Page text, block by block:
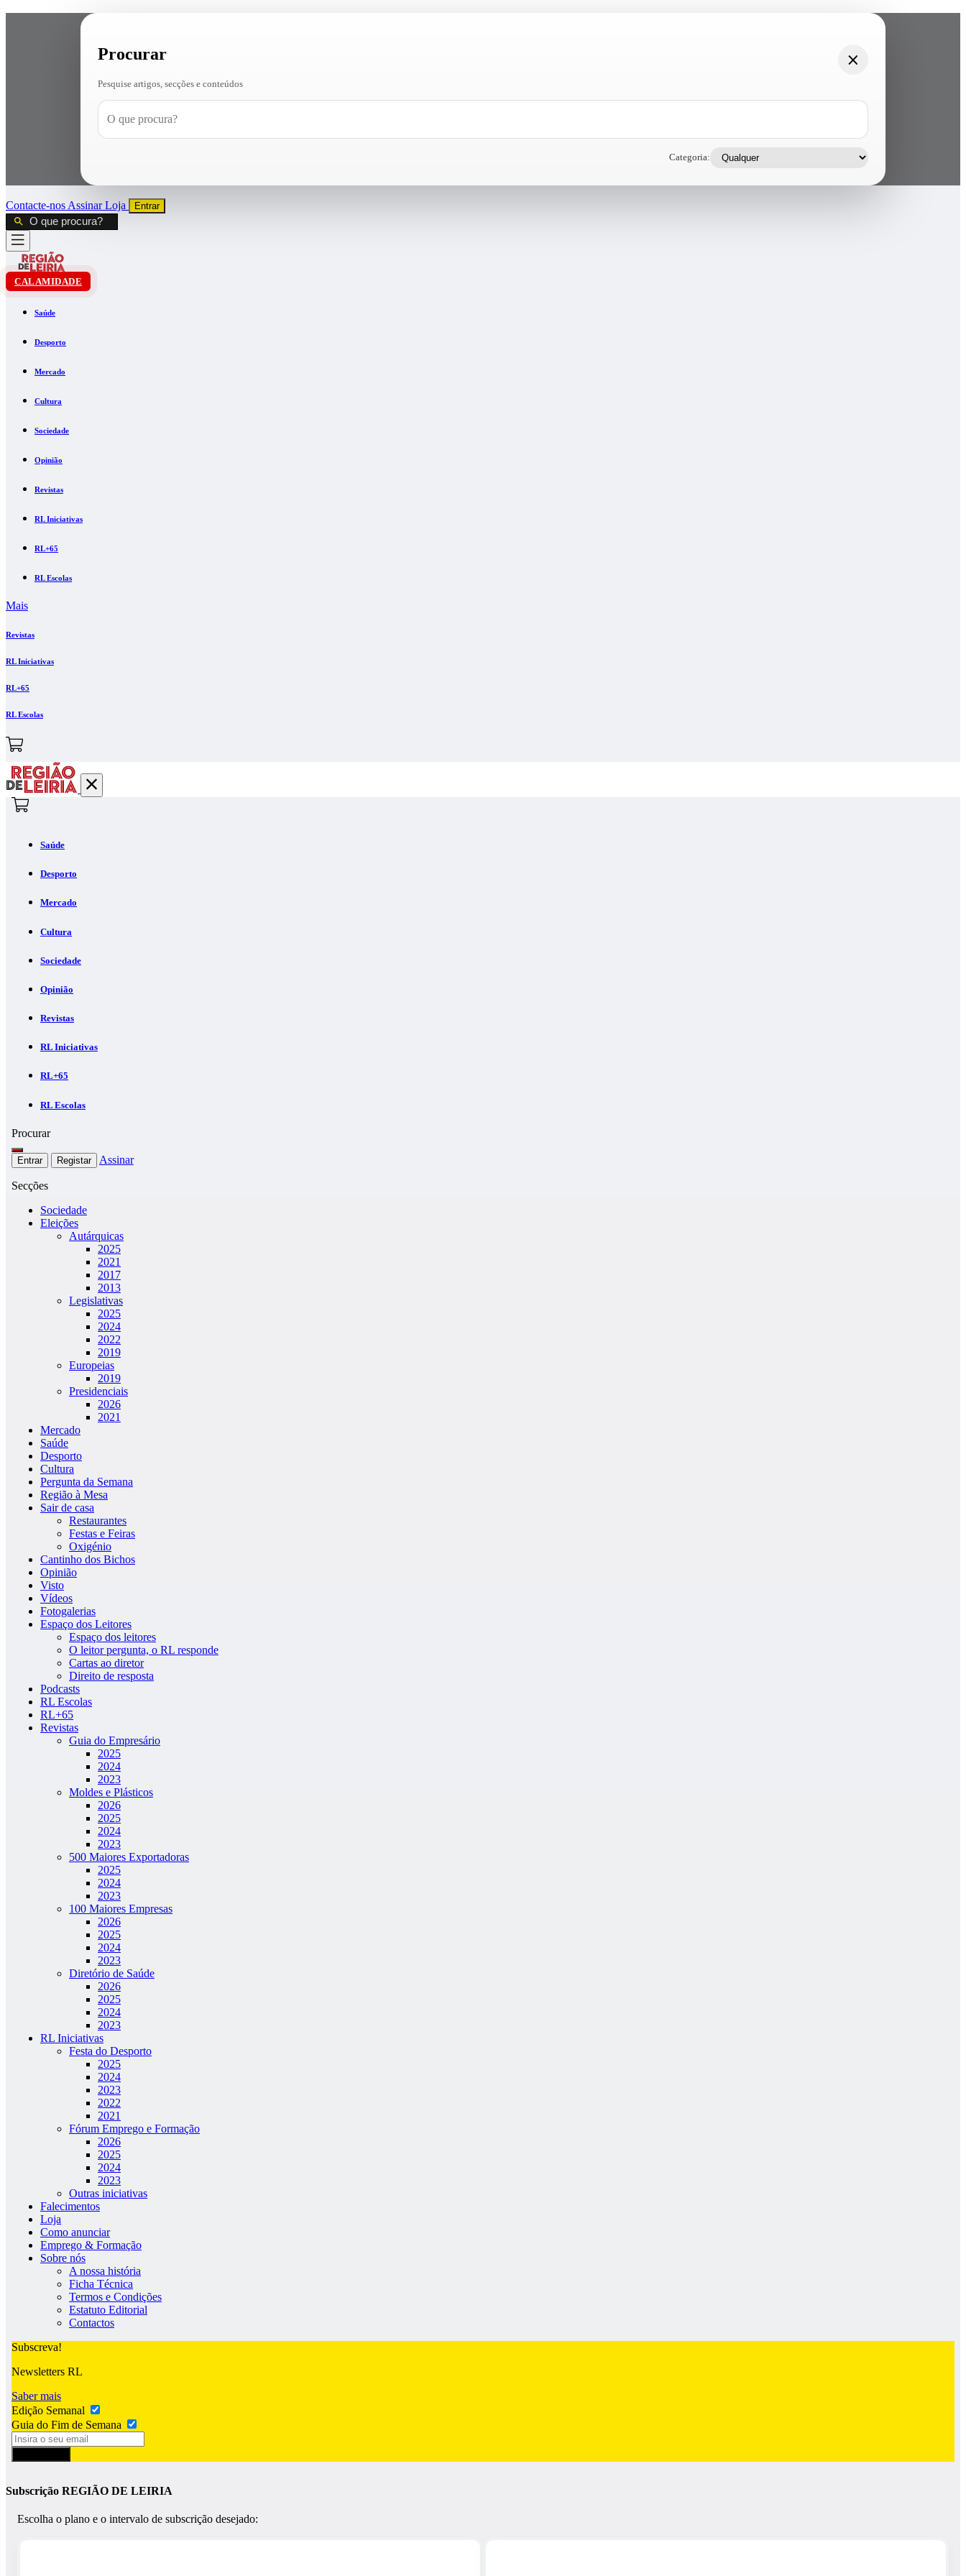
Procurar
Pesquise artigos, secções e conteúdos
Categoria:
Contacte-nos AssinarLoja Entrar
CALAMIDADE
Saúde
Desporto
Mercado
Cultura
Sociedade
Opinião
Revistas
RL Iniciativas
RL+65
RL Escolas
Mais
Revistas
RL Iniciativas
RL+65
RL Escolas
Saúde
Desporto
Mercado
Cultura
Sociedade
Opinião
Revistas
RL Iniciativas
RL+65
RL Escolas
Procurar
Entrar Registar Assinar
Secções
Sociedade
Eleições
Autárquicas
2025
2021
2017
2013
Legislativas
2025
2024
2022
2019
Europeias
2019
Presidenciais
2026
2021
Mercado
Saúde
Desporto
Cultura
Pergunta da Semana
Região à Mesa
Sair de casa
Restaurantes
Festas e Feiras
Oxigénio
Cantinho dos Bichos
Opinião
Visto
Vídeos
Fotogalerias
Espaço dos Leitores
Espaço dos leitores
O leitor pergunta, o RL responde
Cartas ao diretor
Direito de resposta
Podcasts
RL Escolas
RL+65
Revistas
Guia do Empresário
2025
2024
2023
Moldes e Plásticos
2026
2025
2024
2023
500 Maiores Exportadoras
2025
2024
2023
100 Maiores Empresas
2026
2025
2024
2023
Diretório de Saúde
2026
2025
2024
2023
RL Iniciativas
Festa do Desporto
2025
2024
2023
2022
2021
Fórum Emprego e Formação
2026
2025
2024
2023
Outras iniciativas
Falecimentos
Loja
Como anunciar
Emprego & Formação
Sobre nós
A nossa história
Ficha Técnica
Termos e Condições
Estatuto Editorial
Contactos
Subscreva!
Newsletters RL
Saber mais
Edição Semanal
Guia do Fim de Semana
Subscrição REGIÃO DE LEIRIA
Escolha o plano e o intervalo de subscrição desejado: